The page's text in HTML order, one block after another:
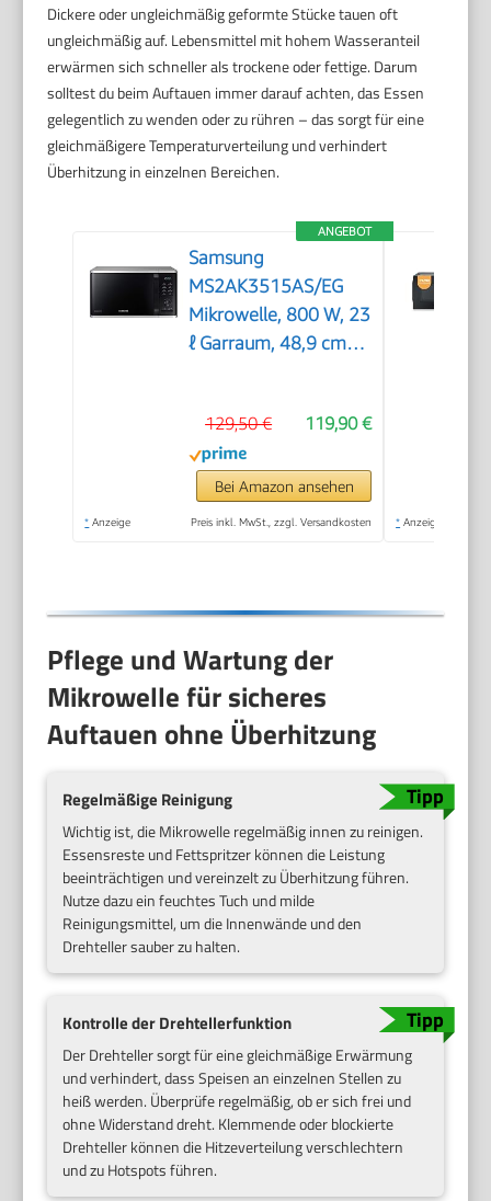
Dickere oder ungleichmäßig geformte Stücke tauen oft
ungleichmäßig auf. Lebensmittel mit hohem Wasseranteil
erwärmen sich schneller als trockene oder fettige. Darum
solltest du beim Auftauen immer darauf achten, das Essen
gelegentlich zu wenden oder zu rühren – das sorgt für eine
gleichmäßigere Temperaturverteilung und verhindert
Überhitzung in einzelnen Bereichen.
ANGEBOT
Samsung
MS2AK3515AS/EG
Mikrowelle, 800 W, 23
ℓ Garraum, 48,9 cm
Inneraum,
QuickDefrost
Auftauprogramme,
Silber
119,90 €
129,50 €
Bei Amazon ansehen
* Anzeige Preis inkl. MwSt., zzgl. Versandkosten * Anzeige
Pflege und Wartung der
Mikrowelle für sicheres
Auftauen ohne Überhitzung
Regelmäßige Reinigung
Wichtig ist, die Mikrowelle regelmäßig innen zu reinigen.
Essensreste und Fettspritzer können die Leistung
beeinträchtigen und vereinzelt zu Überhitzung führen.
Nutze dazu ein feuchtes Tuch und milde
Reinigungsmittel, um die Innenwände und den
Drehteller sauber zu halten.
Kontrolle der Drehtellerfunktion
Der Drehteller sorgt für eine gleichmäßige Erwärmung
und verhindert, dass Speisen an einzelnen Stellen zu
heiß werden. Überprüfe regelmäßig, ob er sich frei und
ohne Widerstand dreht. Klemmende oder blockierte
Drehteller können die Hitzeverteilung verschlechtern
und zu Hotspots führen.